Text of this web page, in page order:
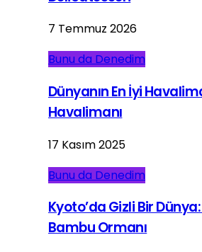
7 Temmuz 2026
Bunu da Denedim
Dünyanın En İyi
Havalimanı
17 Kasım 2025
Bunu da Denedim
Kyoto’da Gizli Bir
Bambu Ormanı